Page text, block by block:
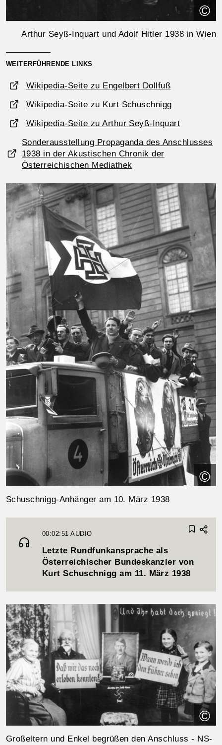
©
Arthur Seyß-Inquart und Adolf Hitler 1938 in Wien
WEITERFÜHRENDE LINKS
Wikipedia-Seite zu Engelbert Dollfuß
Wikipedia-Seite zu Kurt Schuschnigg
Wikipedia-Seite zu Arthur Seyß-Inquart
Sonderausstellung Propaganda des Anschlusses
1938 in der Akustischen Chronik der
Österreichischen Mediathek
©
Schuschnigg-Anhänger am 10. März 1938
00:02:51AUDIO
Letzte Rundfunkansprache als
Österreichischer Bundeskanzler von
Kurt Schuschnigg am 11. März 1938
©
Großeltern und Enkel begrüßen den Anschluss - NS-